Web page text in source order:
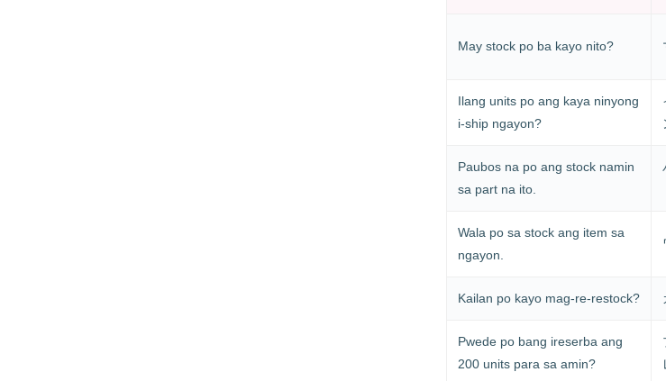
May stock po ba kayo nito?
Ilang units po ang kaya ninyong
i-ship ngayon?
Paubos na po ang stock namin
sa part na ito.
Wala po sa stock ang item sa
ngayon.
Kailan po kayo mag-re-restock?
Pwede po bang ireserba ang
200 units para sa amin?